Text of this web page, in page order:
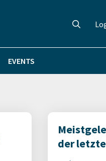
EVENTS
der